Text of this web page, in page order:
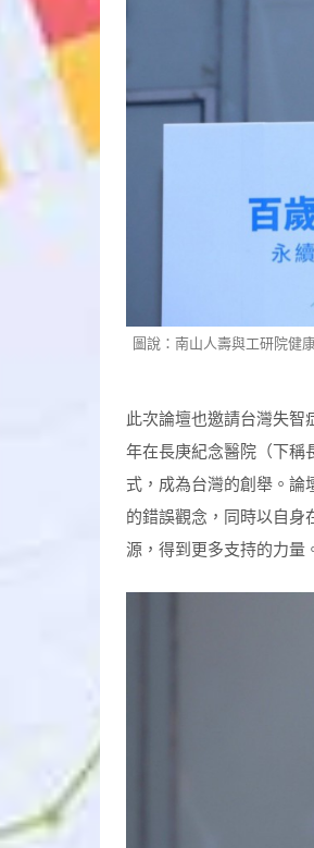
圖說：南山人壽與工研院健
此次論壇也邀請台灣失智
年在長庚紀念醫院（下稱
式，成為台灣的創舉。論
的錯誤觀念，同時以自身
源，得到更多支持的力量